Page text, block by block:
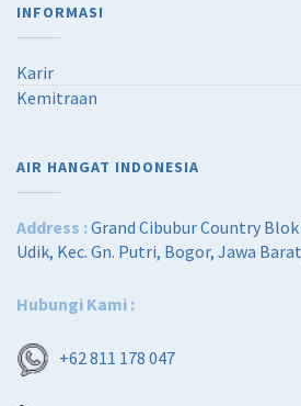
INFORMASI
Karir
Kemitraan
AIR HANGAT INDONESIA
Address :Grand Cibubur Country Blok
Udik, Kec. Gn. Putri, Bogor, Jawa
Hubungi Kami :
+62 811 178 047